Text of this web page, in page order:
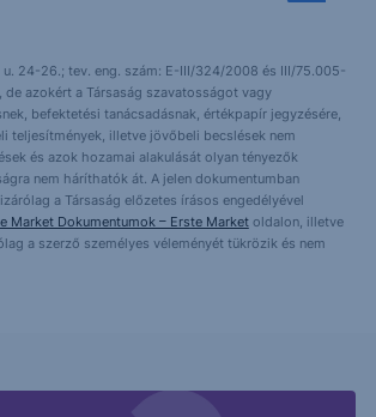
24-26.; tev. eng. szám: E-III/324/2008 és III/75.005-
azokért a Társaság szavatosságot vagy
befektetési tanácsadásnak, értékpapír jegyzésére,
teljesítmények, illetve jövőbeli becslések nem
és azok hozamai alakulását olyan tényezők
nem háríthatók át. A jelen dokumentumban
a Társaság előzetes írásos engedélyével
Market Dokumentumok – Erste Marketoldalon, illetve
a szerző személyes véleményét tükrözik és nem